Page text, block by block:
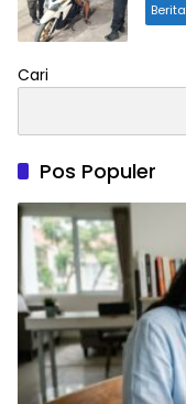
Berita
Cari
Pos Populer